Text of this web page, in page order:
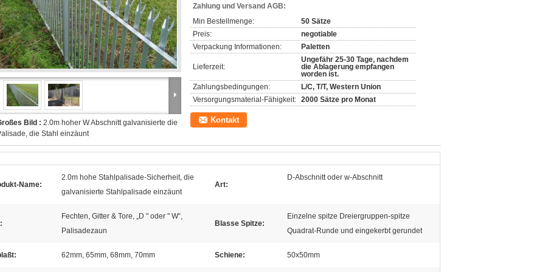
Bild : 2.0m hoher W Abschnitt galvanisierte die
die Stahl einzäunt
Zahlung und Versand AGB:
Min Bestellmenge:
50 Sätze
Preis:
negotiable
Verpackung Informationen:
Paletten
Lieferzeit:
Ungefähr 25-30 Tage, nachdem
die Ablagerung empfangen
worden ist.
Zahlungsbedingungen:
L/C, T/T, Western Union
Versorgungsmaterial-Fähigkeit: 2000 Sätze pro Monat
Kontakt
Name:
2.0m hohe Stahlpalisade-Sicherheit, die
galvanisierte Stahlpalisade einzäunt
Art:
D-Abschnitt oder w-Abschnitt
Fechten, Gitter & Tore, „D " oder " W“,
Palisadezaun
Blasse Spitze:
Einzelne spitze Dreiergruppen-spitze
Quadrat-Runde und eingekerbt gerundet
62mm, 65mm, 68mm, 70mm Schiene: 50x50mm